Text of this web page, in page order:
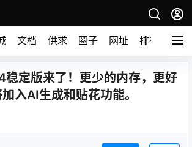
文档 供求 圈子 网址 排行榜
定版来了！更少的内存，更好
入AI生成和贴花功能。